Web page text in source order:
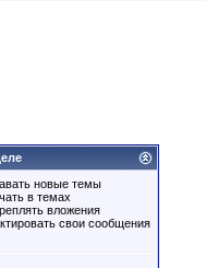
новые темы
в темах
вложения
свои сообщения